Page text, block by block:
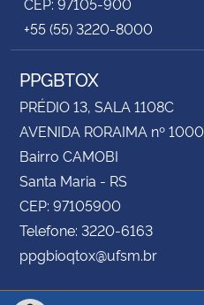
+55 (55) 3220-8000
PPGBTOX
PRÉDIO 13, SALA 1108C
AVENIDA RORAIMA nº 1000
Bairro CAMOBI
Santa Maria - RS
CEP: 97105900
Telefone: 3220-6163
ppgbioqtox@ufsm.br